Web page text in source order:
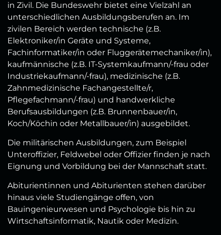
in Zivil. Die Bundeswehr bietet eine Vielzahl an
unterschiedlichen Ausbildungsberufen an. Im
zivilen Bereich werden technische (z.B.
Elektroniker/in Geräte und Systeme,
Fachinformatiker/in oder Fluggerätemechaniker/in),
kaufmännische (z.B. IT-Systemkaufmann/-frau oder
Industriekaufmann/-frau), medizinische (z.B.
Zahnmedizinische Fachangestellte/r,
Pflegefachmann/-frau) und handwerkliche
Berufsausbildungen (z.B. Brunnenbauer/in,
Koch/Köchin oder Metallbauer/in) ausgebildet.
Die militärischen Ausbildungen, zum Beispiel
Unteroffizier, Feldwebel oder Offizier finden je nach
Eignung und Vorbildung bei der Mannschaft statt.
Abiturientinnen und Abiturienten stehen darüber
hinaus viele Studiengänge offen, von
Bauingenieurwesen und Psychologie bis hin zu
Wirtschaftsinformatik, Nautik oder Medizin.